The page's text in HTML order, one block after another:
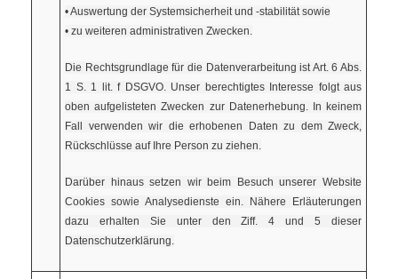
• Auswertung der Systemsicherheit und -stabilität sowie
• zu weiteren administrativen Zwecken.
Die Rechtsgrundlage für die Datenverarbeitung ist Art. 6 Abs.
1 S. 1 lit. f DSGVO. Unser berechtigtes Interesse folgt aus
oben aufgelisteten Zwecken zur Datenerhebung. In keinem
Fall verwenden wir die erhobenen Daten zu dem Zweck,
Rückschlüsse auf Ihre Person zu ziehen.
Darüber hinaus setzen wir beim Besuch unserer Website
Cookies sowie Analysedienste ein. Nähere Erläuterungen
dazu erhalten Sie unter den Ziff. 4 und 5 dieser
Datenschutzerklärung.